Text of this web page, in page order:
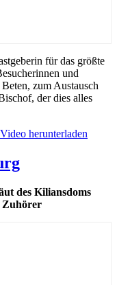
für das größte
und
zum Austausch
der dies alles
herunterladen
des Kiliansdoms
Zuhörer